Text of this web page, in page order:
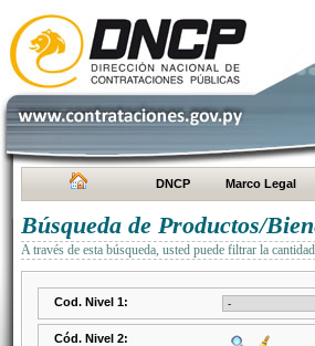
DNCP Marco Legal
Búsqueda de Productos/
A través de esta búsqueda, usted puede filtrar la
Cod. Nivel 1:
Cód. Nivel 2: